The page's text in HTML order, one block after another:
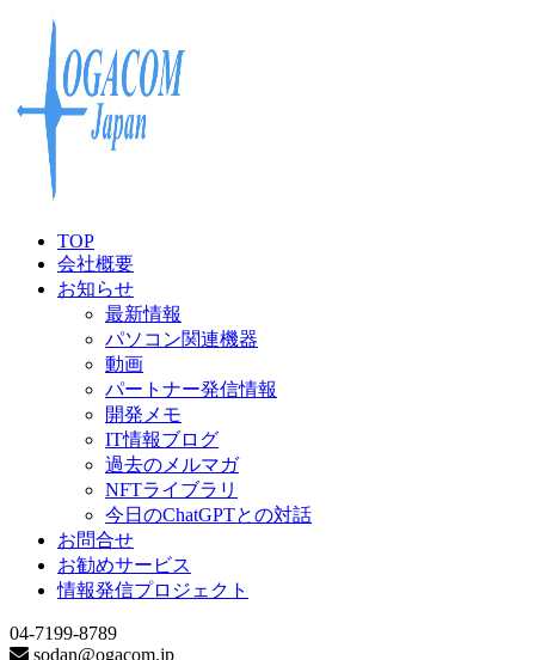
TOP
会社概要
お知らせ
最新情報
パソコン関連機器
動画
パートナー発信情報
開発メモ
IT情報ブログ
過去のメルマガ
NFTライブラリ
今日のChatGPTとの対話
お問合せ
お勧めサービス
情報発信プロジェクト
04-7199-8789
sodan@ogacom.jp